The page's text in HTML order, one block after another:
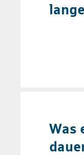
Was